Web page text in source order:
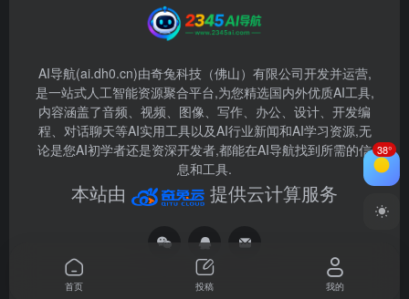
AI导航(ai.dh0.cn)由奇兔科技（佛山）有限公司开发并运营,
是一站式人工智能资源聚合平台,为您精选国内外优质AI工具,
内容涵盖了音频、视频、图像、写作、办公、设计、开发编
程、对话聊天等AI实用工具以及AI行业新闻和AI学习资源,无
论是您AI初学者还是资深开发者,都能在AI导航找到所需的信
息和工具.
本站由 提供云计算服务
38°
首页 投稿 我的